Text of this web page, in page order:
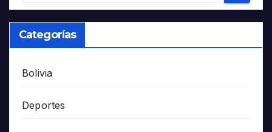
Categorías
Bolivia
Deportes